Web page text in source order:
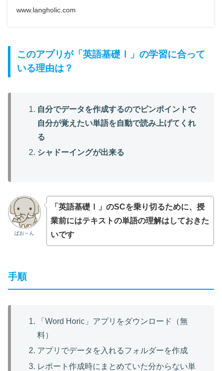
www.langholic.com
このアプリが「英語基礎Ⅰ」の学習に合って
いる理由は？
自分でデータを作成するのでピンポイントで
自分が覚えたい単語を自動で読み上げてくれ
る
シャドーイングが出来る
ぱお～ん
「英語基礎Ⅰ」のSCを乗り切るために、授
業前にはテキストの単語の理解はしておきた
いです
手順
「Word Horic」アプリをダウンロード（無
料）
アプリでデータを入れるフォルダーを作成
レポート作成時にまとめていた分からない単